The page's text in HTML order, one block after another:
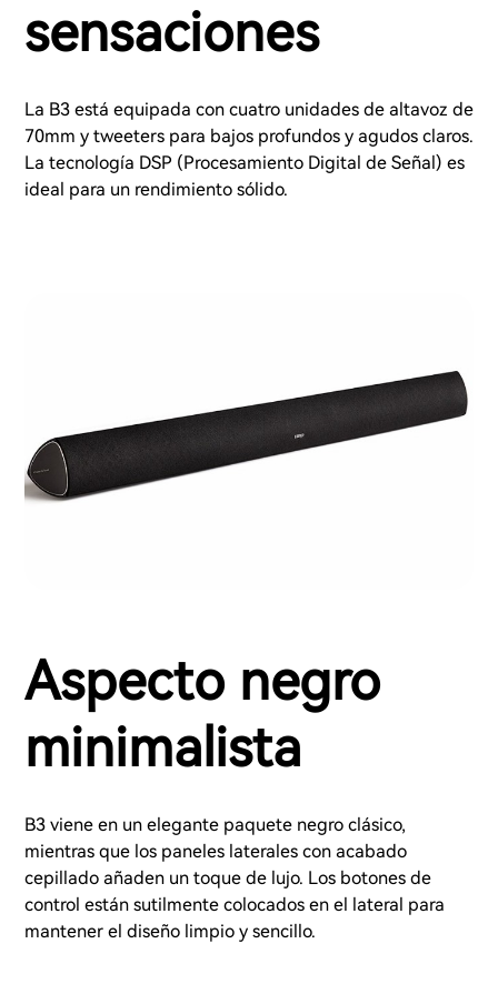
sensaciones
La B3 está equipada con cuatro unidades de altavoz de
70mm y tweeters para bajos profundos y agudos claros.
La tecnología DSP (Procesamiento Digital de Señal) es
ideal para un rendimiento sólido.
Aspecto negro
minimalista
B3 viene en un elegante paquete negro clásico,
mientras que los paneles laterales con acabado
cepillado añaden un toque de lujo. Los botones de
control están sutilmente colocados en el lateral para
mantener el diseño limpio y sencillo.